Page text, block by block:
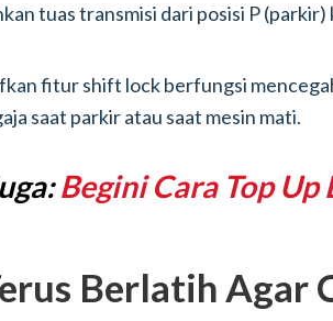
tuas transmisi dari posisi P (parkir)
fitur shift lock berfungsi
saat parkir atau saat mesin mati.
Begini Cara Top
Berlatih Agar